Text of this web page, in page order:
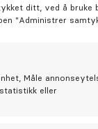
ditt, ved å bruke
"Administrer
Måle
eller
av en
av
lekkasje av